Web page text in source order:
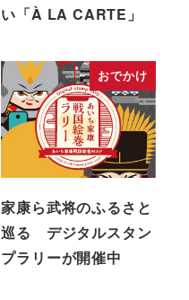
い「À LA CARTE」
おでかけ
家康ら武将のふるさと
巡る デジタルスタン
プラリーが開催中